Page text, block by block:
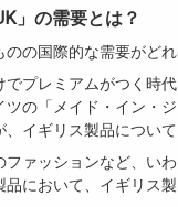
」の需要とは？
の国際的な需要がど
プレミアムがつく時
の「メイド・イン・
イギリス製品について
ァッションなど、い
において、イギリス